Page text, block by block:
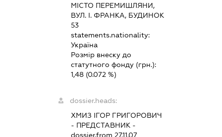
МІСТО ПЕРЕМИШЛЯНИ,
ВУЛ. І. ФРАНКА, БУДИНОК
53
statements.nationality:
Україна
Розмір внеску до
статутного фонду (грн.):
1,48(0.072 %)
dossier.heads:
ХМИЗ ІГОР ГРИГОРОВИЧ
- ПРЕДСТАВНИК -
dossier.from 27.11.07